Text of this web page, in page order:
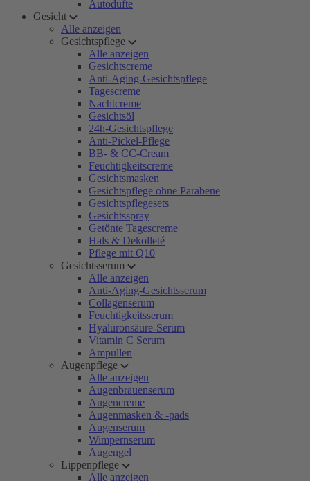
Autodüfte
Gesicht
Alle anzeigen
Gesichtspflege
Alle anzeigen
Gesichtscreme
Anti-Aging-Gesichtspflege
Tagescreme
Nachtcreme
Gesichtsöl
24h-Gesichtspflege
Anti-Pickel-Pflege
BB- & CC-Cream
Feuchtigkeitscreme
Gesichtsmasken
Gesichtspflege ohne Parabene
Gesichtspflegesets
Gesichtsspray
Getönte Tagescreme
Hals & Dekolleté
Pflege mit Q10
Gesichtsserum
Alle anzeigen
Anti-Aging-Gesichtsserum
Collagenserum
Feuchtigkeitsserum
Hyaluronsäure-Serum
Vitamin C Serum
Ampullen
Augenpflege
Alle anzeigen
Augenbrauenserum
Augencreme
Augenmasken & -pads
Augenserum
Wimpernserum
Augengel
Lippenpflege
Alle anzeigen